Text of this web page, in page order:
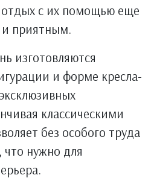
отдых с их помощью еще
приятным.
изготовляются
и форме кресла-
классическими
без особого труда
нужно для